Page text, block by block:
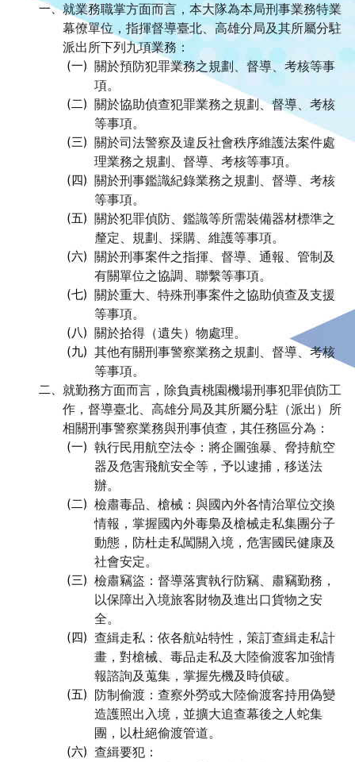
一、就業務職掌方面而言，本大隊為本局刑事業務特業
幕僚單位，指揮督導臺北、高雄分局及其所屬分駐
派出所下列九項業務：
(一) 關於預防犯罪業務之規劃、督導、考核等事
項。
(二) 關於協助偵查犯罪業務之規劃、督導、考核
等事項。
(三) 關於司法警察及違反社會秩序維護法案件處
理業務之規劃、督導、考核等事項。
(四) 關於刑事鑑識紀錄業務之規劃、督導、考核
等事項。
(五) 關於犯罪偵防、鑑識等所需裝備器材標準之
釐定、規劃、採購、維護等事項。
(六) 關於刑事案件之指揮、督導、通報、管制及
有關單位之協調、聯繫等事項。
(七) 關於重大、特殊刑事案件之協助偵查及支援
等事項。
(八) 關於拾得（遺失）物處理。
(九) 其他有關刑事警察業務之規劃、督導、考核
等事項。
二、 就勤務方面而言，除負責桃園機場刑事犯罪偵防工
作，督導臺北、高雄分局及其所屬分駐（派出）所
相關刑事警察業務與刑事偵查，其任務區分為：
(一) 執行民用航空法令：將企圖強暴、脅持航空
器及危害飛航安全等，予以逮捕，移送法
辦。
(二) 檢肅毒品、槍械：與國內外各情治單位交換
情報，掌握國內外毒梟及槍械走私集團分子
動態，防杜走私闖關入境，危害國民健康及
社會安定。
(三) 檢肅竊盜：督導落實執行防竊、肅竊勤務，
以保障出入境旅客財物及進出口貨物之安
全。
(四) 查緝走私：依各航站特性，策訂查緝走私計
畫，對槍械、毒品走私及大陸偷渡客加強情
報諮詢及蒐集，掌握先機及時偵破。
(五) 防制偷渡：查察外勞或大陸偷渡客持用偽變
造護照出入境，並擴大追查幕後之人蛇集
團，以杜絕偷渡管道。
(六) 查緝要犯：